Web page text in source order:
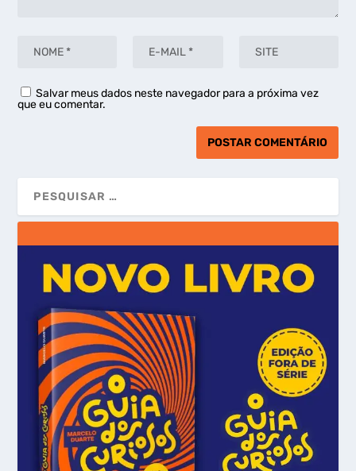
Salvar meus dados neste navegador para a próxima vez
que eu comentar.